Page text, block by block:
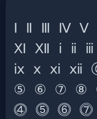
Ⅰ Ⅱ Ⅲ Ⅳ
Ⅺ Ⅻ ⅰ ⅱ
ⅸ ⅹ ⅺ ⅻ
⑤ ⑥ ⑦ ⑧
⓸ ⓹ ⓺ ⓻